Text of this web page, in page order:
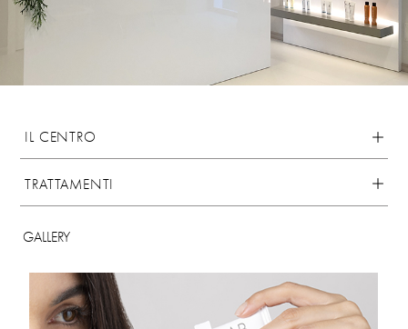
IL CENTRO
TRATTAMENTI
GALLERY